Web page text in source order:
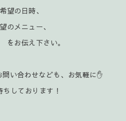
望の日時、
のメニュー、
をお伝え下さい。
い合わせなども、お気軽に✋️
ちしております！